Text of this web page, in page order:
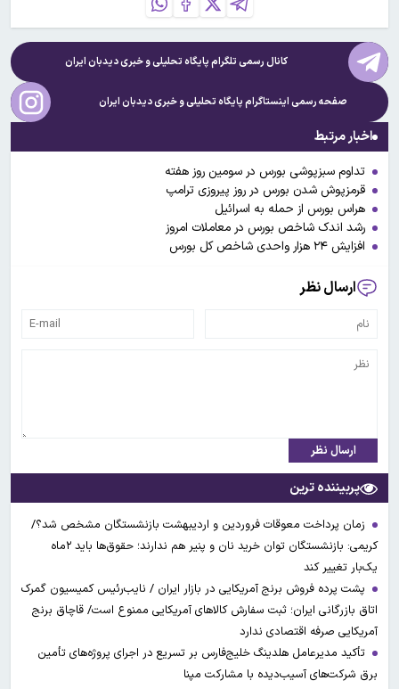
کانال رسمی تلگرام پایگاه تحلیلی و خبریدیدبان ایران
صفحه رسمی اینستاگرام پایگاه تحلیلی و خبریدیدبان ایران
اخبار مرتبط
تداوم سبزپوشی بورس در سومین روز هفته
قرمزپوش شدن بورس در روز پیروزی ترامپ
هراس بورس از حمله به اسرائیل
رشد اندک شاخص بورس در معاملات امروز
افزایش ۲۴ هزار واحدی شاخص کل بورس
ارسال نظر
ارسال نظر
پربیننده ترین
زمان پرداخت معوقات فروردین و اردیبهشت بازنشستگان مشخص شد؟/
کریمی: بازنشستگان توان خرید نان و پنیر هم ندارند؛ حقوق‌ها باید ۲ماه
یک‌بار تغییر کند
پشت پرده فروش برنج آمریکایی در بازار ایران / نایب‌رئیس کمیسیون گمرک
اتاق بازرگانی ایران؛ ثبت سفارش کالاهای آمریکایی ممنوع است/ قاچاق برنج
آمریکایی صرفه اقتصادی ندارد
تأکید مدیرعامل هلدینگ خلیج‌فارس بر تسریع در اجرای پروژه‌های تأمین
برق شرکت‌های آسیب‌دیده با مشارکت مپنا